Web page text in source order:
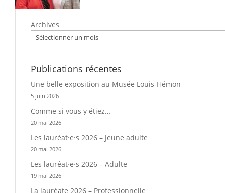
Archives
Publications récentes
Une belle exposition au Musée Louis-Hémon
5 juin 2026
Comme si vous y étiez…
20 mai 2026
Les lauréat·e·s 2026 – Jeune adulte
20 mai 2026
Les lauréat·e·s 2026 – Adulte
19 mai 2026
La lauréate 2026 – Professionnelle